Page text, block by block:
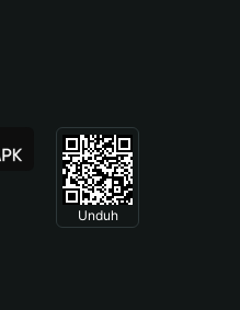
Unduh